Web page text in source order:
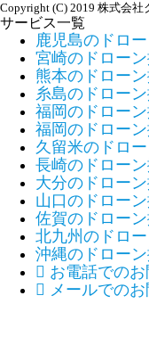
Copyright (C) 2019 株式会社
サービス一覧
鹿児島のドロ
宮崎のドロー
熊本のドロー
糸島のドロー
福岡のドロー
福岡のドロー
久留米のドロ
長崎のドロー
大分のドロー
山口のドロー
佐賀のドロー
北九州のドロ
沖縄のドロー
 お電話での
 メールでの